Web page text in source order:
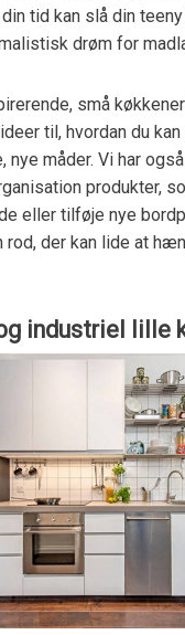
tid kan slå din
drøm for
små
til, hvordan du
nye måder. Vi har
produkter,
eller tilføje nye
rod, der kan lide at
industriel lille